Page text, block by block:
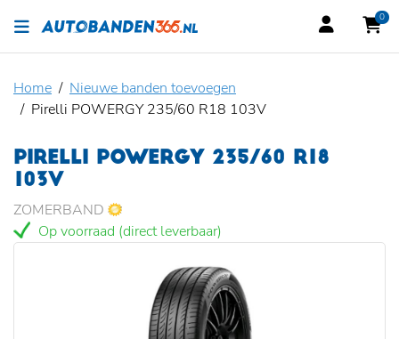
0
Home
Nieuwe banden toevoegen
Pirelli POWERGY 235/60 R18 103V
PIRELLI POWERGY 235/60 R18
103V
ZOMERBAND
Op voorraad (direct leverbaar)